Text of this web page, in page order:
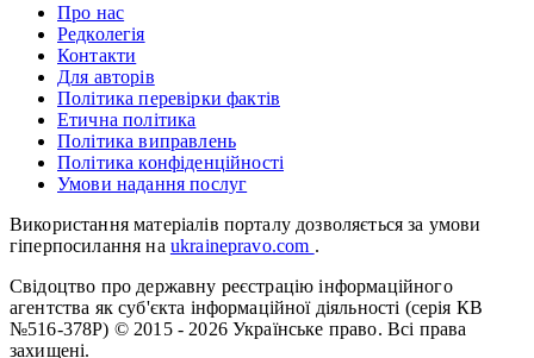
Про нас
Редколегія
Контакти
Для авторів
Політика перевірки фактів
Етична політика
Політика виправлень
Політика конфіденційності
Умови надання послуг
Використання матеріалів порталу дозволяється за умови
гіперпосилання на ukrainepravo.com .
Свідоцтво про державну реєстрацію інформаційного
агентства як суб'єкта інформаційної діяльності (серія КВ
№516-378Р) © 2015 - 2026 Українське право. Всі права
захищені.